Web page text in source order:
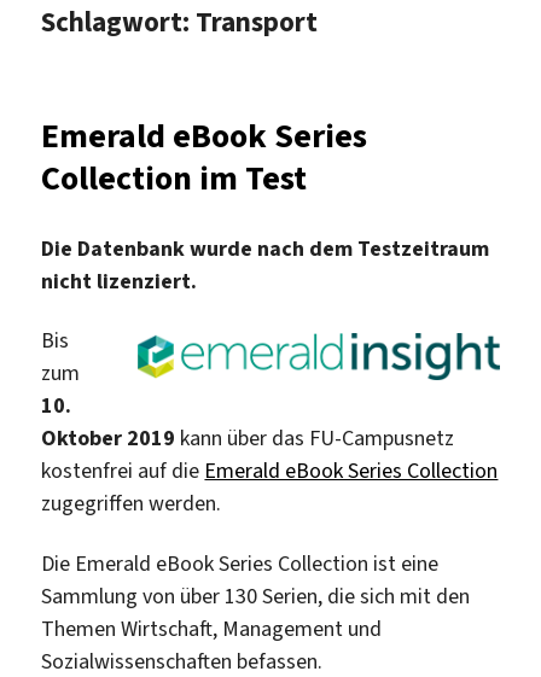
Schlagwort: Transport
Emerald eBook Series
Collection im Test
Die Datenbank wurde nach dem Testzeitraum
nicht lizenziert.
Bis
zum
10.
Oktober 2019 kann über das FU-Campusnetz
kostenfrei auf die Emerald eBook Series Collection
zugegriffen werden.
Die Emerald eBook Series Collection ist eine
Sammlung von über 130 Serien, die sich mit den
Themen Wirtschaft, Management und
Sozialwissenschaften befassen.